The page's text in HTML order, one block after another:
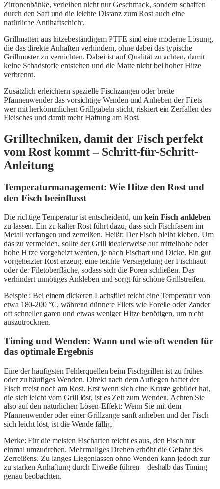
Zitronenbänke, verleihen nicht nur Geschmack, sondern schaffen
durch den Saft und die leichte Distanz zum Rost auch eine
natürliche Antihaftschicht.
Grillmatten aus hitzebeständigem PTFE sind eine moderne Lösung,
die das direkte Anhaften verhindern, ohne dabei das typische
Grillmuster zu vernichten. Dabei ist auf Qualität zu achten, damit
keine Schadstoffe entstehen und die Matte nicht bei hoher Hitze
verbrennt.
Zusätzlich erleichtern spezielle Fischzangen oder breite
Pfannenwender das vorsichtige Wenden und Anheben der Filets –
wer mit herkömmlichen Grillgabeln sticht, riskiert ein Zerfallen des
Fleisches und damit mehr Haftung am Rost.
Grilltechniken, damit der Fisch perfekt
vom Rost kommt – Schritt-für-Schritt-
Anleitung
Temperaturmanagement: Wie Hitze den Rost und
den Fisch beeinflusst
Die richtige Temperatur ist entscheidend, um kein Fisch ankleben
zu lassen. Ein zu kalter Rost führt dazu, dass sich Fischfasern im
Metall verfangen und zerreißen. Heißt: Der Fisch bleibt kleben. Um
das zu vermeiden, sollte der Grill idealerweise auf mittelhohe oder
hohe Hitze vorgeheizt werden, je nach Fischart und Dicke. Ein gut
vorgeheizter Rost erzeugt eine leichte Versiegelung der Fischhaut
oder der Filetoberfläche, sodass sich die Poren schließen. Das
verhindert unnötiges Ankleben und sorgt für schöne Grillstreifen.
Beispiel: Bei einem dickeren Lachsfilet reicht eine Temperatur von
etwa 180-200 °C, während dünnere Filets wie Forelle oder Zander
oft schneller garen und etwas weniger Hitze benötigen, um nicht
auszutrocknen.
Timing und Wenden: Wann und wie oft wenden für
das optimale Ergebnis
Eine der häufigsten Fehlerquellen beim Fischgrillen ist zu frühes
oder zu häufiges Wenden. Direkt nach dem Auflegen haftet der
Fisch meist noch am Rost. Erst wenn sich eine Kruste gebildet hat,
die sich leicht vom Grill löst, ist es Zeit zum Wenden. Achten Sie
also auf den natürlichen Lösen-Effekt: Wenn Sie mit dem
Pfannenwender oder einer Grillzange sanft anheben und der Fisch
sich leicht löst, ist die Wende fällig.
Merke: Für die meisten Fischarten reicht es aus, den Fisch nur
einmal umzudrehen. Mehrmaliges Drehen erhöht die Gefahr des
Zerreißens. Zu langes Liegenlassen ohne Wenden kann jedoch zur
zu starken Anhaftung durch Eiweiße führen – deshalb das Timing
genau beobachten.